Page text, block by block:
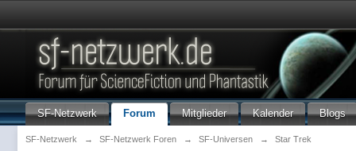
SF-Netzwerk Forum Mitglieder Kalender Blogs
SF-Netzwerk → SF-Netzwerk Foren → SF-Universen → Star Trek